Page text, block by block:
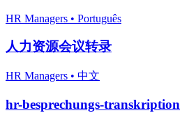
HR Managers • Português
人力资源会议转录
HR Managers • 中文
hr-besprechungs-transkription